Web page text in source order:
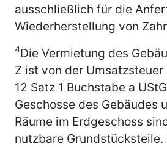
ausschließlich für die
Wiederherstellung von
4Die Vermietung des
Z ist von der
12 Satz 1 Buchstabe a
Geschosse des Gebäudes
Räume im Erdgeschoss
nutzbare Grundstücksteile.